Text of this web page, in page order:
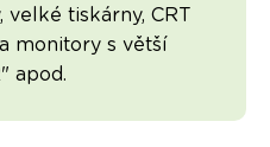
velké tiskárny, CRT
monitory s větší
apod.